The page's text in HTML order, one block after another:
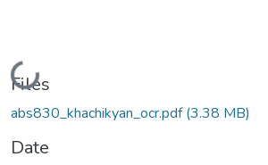
Loading...
Files
abs830_khachikyan_ocr.pdf(3.38 MB)
Date